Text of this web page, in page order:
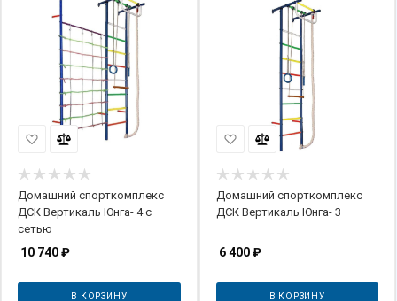
Домашний спорткомплекс
ДСК Вертикаль Юнга- 4 с
сетью
10 740₽
В КОРЗИНУ
Домашний спорткомплекс
ДСК Вертикаль Юнга- 3
6 400₽
В КОРЗИНУ